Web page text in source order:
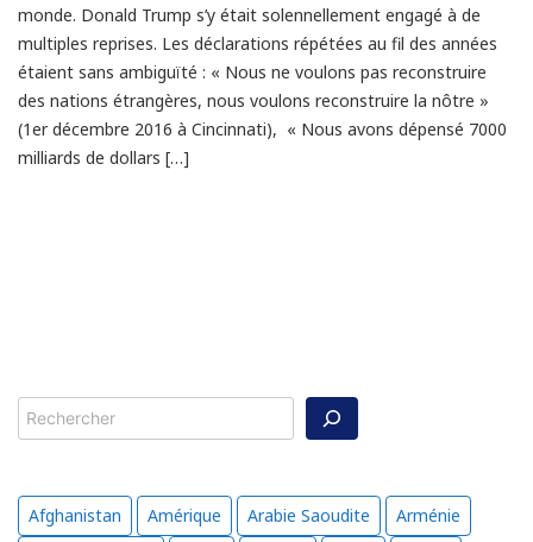
monde. Donald Trump s’y était solennellement engagé à de
multiples reprises. Les déclarations répétées au fil des années
étaient sans ambiguïté : « Nous ne voulons pas reconstruire
des nations étrangères, nous voulons reconstruire la nôtre »
(1er décembre 2016 à Cincinnati), « Nous avons dépensé 7000
milliards de dollars […]
Rechercher
Afghanistan Amérique Arabie Saoudite
Arménie